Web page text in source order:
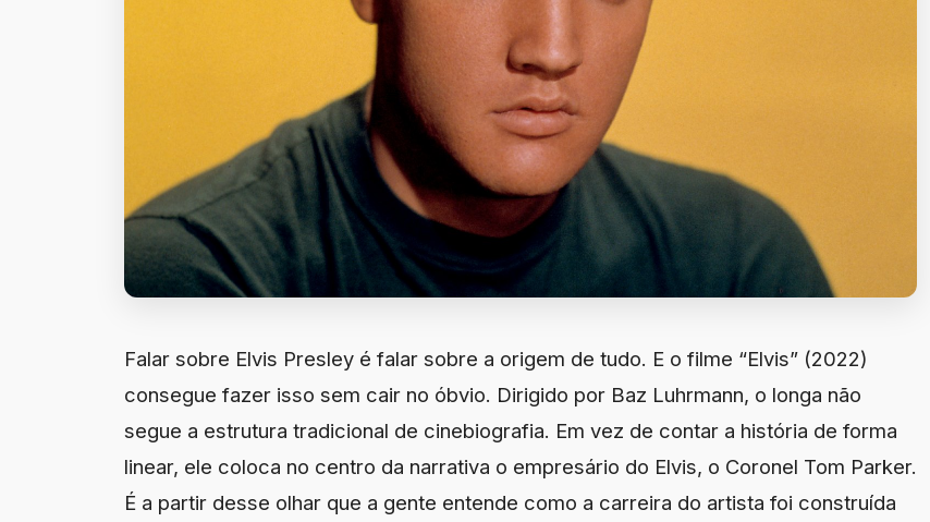
Falar sobre Elvis Presley é falar sobre a origem de tudo. E o filme “Elvis” (2022)
consegue fazer isso sem cair no óbvio. Dirigido por Baz Luhrmann, o longa não
segue a estrutura tradicional de cinebiografia. Em vez de contar a história de forma
linear, ele coloca no centro da narrativa o empresário do Elvis, o Coronel Tom Parker.
É a partir desse olhar que a gente entende como a carreira do artista foi construída